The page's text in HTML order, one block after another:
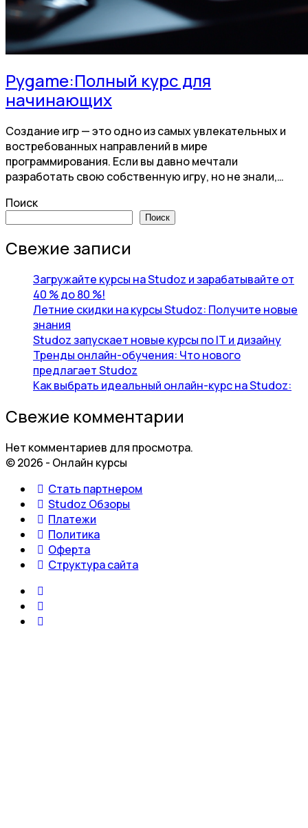
Pygame:Полный курс для
начинающих
Создание игр — это одно из самых увлекательных и
востребованных направлений в мире
программирования. Если вы давно мечтали
разработать свою собственную игру, но не знали,…
Поиск
Поиск
Свежие записи
Загружайте курсы на Studoz и зарабатывайте от
40 % до 80 %!
Летние скидки на курсы Studoz: Получите новые
знания
Studoz запускает новые курсы по IT и дизайну
Тренды онлайн-обучения: Что нового
предлагает Studoz
Как выбрать идеальный онлайн-курс на Studoz:
Свежие комментарии
Нет комментариев для просмотра.
© 2026 - Онлайн курсы
Стать партнером
Studoz Обзоры
Платежи
Политика
Оферта
Структура сайта